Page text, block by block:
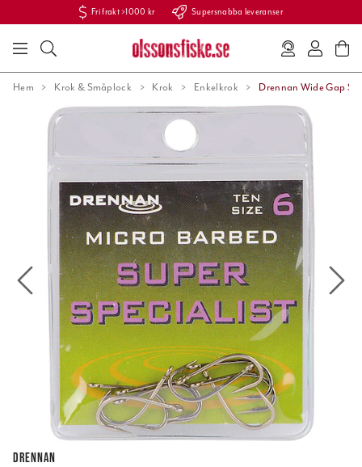
Fri frakt >1000 kr Supersnabba leveranser
Hem Krok & Småplock Krok Enkelkrok Drennan Wide Gap
Drennan